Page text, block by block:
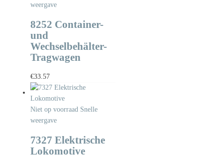
weergave
8252 Container-
und
Wechselbehälter-
Tragwagen
€33.57
Niet op voorraad Snelle
weergave
7327 Elektrische
Lokomotive